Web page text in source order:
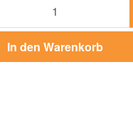
In den Warenkorb